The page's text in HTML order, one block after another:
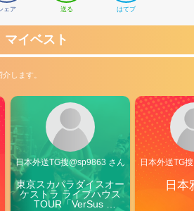
ェア 送る はてブ
マイベスト
します。
日本外送TG搜@sp9863 さん
東京スカパラダイスオー
ケストラ ライブハウス
TOUR「VerSus
日本外送TG
日本